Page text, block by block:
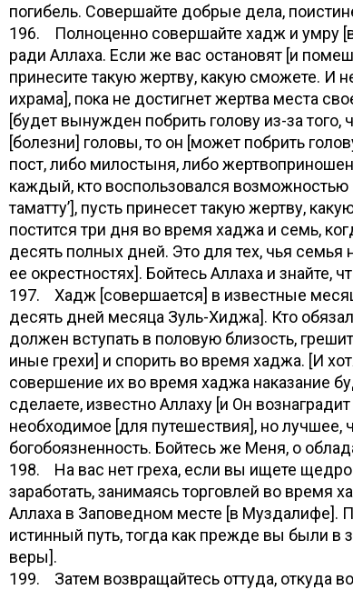
погибель. Совершайте добрые дела,
196. Полноценно совершайте хадж и умру
ради Аллаха. Если же вас остановят [и
принесите такую жертву, какую сможете. И
ихрама], пока не достигнет жертва места
[будет вынужден побрить голову из-за того,
[болезни] головы, то он [может побрить
пост, либо милостыня, либо
каждый, кто воспользовался
таматтуʼ], пусть принесет такую жертву,
постится три дня во время хаджа и семь,
десять полных дней. Это для тех, чья семья
ее окрестностях]. Бойтесь Аллаха и знайте,
197. Хадж [совершается] в известные
десять дней месяца Зуль-Хиджа]. Кто
должен вступать в половую близость,
иные грехи] и спорить во время хаджа. [И
совершение их во время хаджа наказание
сделаете, известно Аллаху [и Он
необходимое [для путешествия], но лучшее,
богобоязненность. Бойтесь же Меня, о
198. На вас нет греха, если вы ищете
заработать, занимаясь торговлей во время
Аллаха в Заповедном месте [в Муздалифе].
истинный путь, тогда как прежде вы были в
веры].
199. Затем возвращайтесь оттуда, откуда